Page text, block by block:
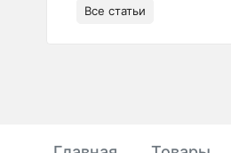
Все статьи